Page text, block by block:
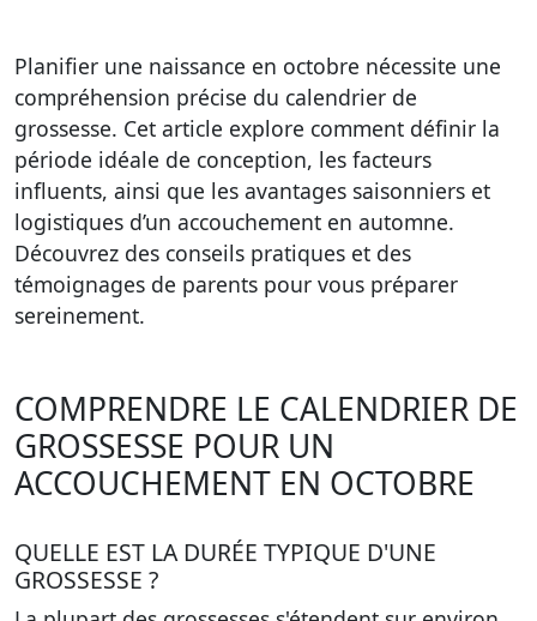
Planifier une naissance en octobre nécessite une
compréhension précise du calendrier de
grossesse. Cet article explore comment définir la
période idéale de conception, les facteurs
influents, ainsi que les avantages saisonniers et
logistiques d’un accouchement en automne.
Découvrez des conseils pratiques et des
témoignages de parents pour vous préparer
sereinement.
COMPRENDRE LE CALENDRIER DE
GROSSESSE POUR UN
ACCOUCHEMENT EN OCTOBRE
QUELLE EST LA DURÉE TYPIQUE D'UNE
GROSSESSE ?